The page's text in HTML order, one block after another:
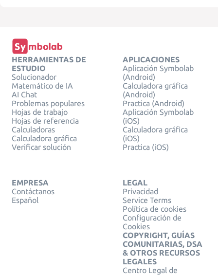
HERRAMIENTAS DE
ESTUDIO
Solucionador
Matemático de IA
AI Chat
Problemas populares
Hojas de trabajo
Hojas de referencia
Calculadoras
Calculadora gráfica
Verificar solución
APLICACIONES
Aplicación Symbolab
(Android)
Calculadora gráfica
(Android)
Practica (Android)
Aplicación Symbolab
(iOS)
Calculadora gráfica
(iOS)
Practica (iOS)
EMPRESA
Contáctanos
Español
LEGAL
Privacidad
Service Terms
Política de cookies
Configuración de
Cookies
COPYRIGHT, GUÍAS
COMUNITARIAS, DSA
& OTROS RECURSOS
LEGALES
Centro Legal de